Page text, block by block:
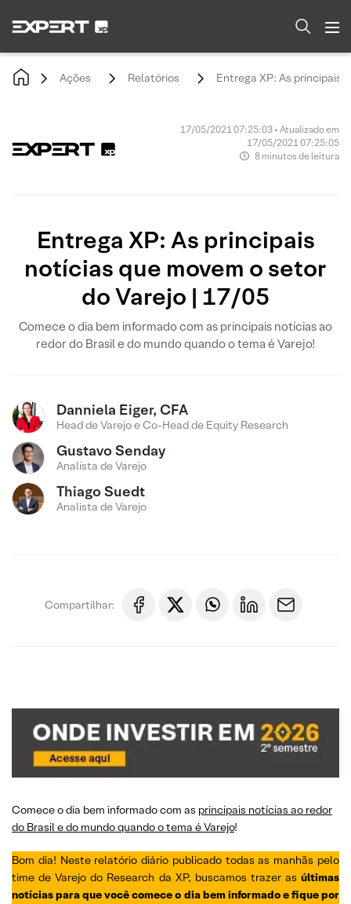
Ações Relatórios Entrega XP: As principais
17/05/2021 07:25:03 • Atualizado em
17/05/2021 07:25:05
8 minutos de leitura
Entrega XP: As principais
notícias que movem o setor
do Varejo | 17/05
Comece o dia bem informado com as principais notícias ao
redor do Brasil e do mundo quando o tema é Varejo!
Danniela Eiger, CFA
Head de Varejo e Co-Head de Equity Research
Gustavo Senday
Analista de Varejo
Thiago Suedt
Analista de Varejo
Compartilhar:
Comece o dia bem informado com as principais notícias ao redor
do Brasil e do mundo quando o tema é Varejo!
Bom dia! Neste relatório diário publicado todas as manhãs pelo
time de Varejo do Research da XP, buscamos trazer as últimas
notícias para que você comece o dia bem informado e fique por